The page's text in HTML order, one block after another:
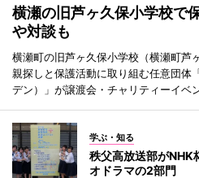
横瀬の旧芦ヶ久保小学校
や対談も
横瀬町の旧芦ヶ久保小学校（横瀬町芦
親探しと保護活動に取り組む任意団
デン）」が譲渡会・チャリティーイベ
学ぶ・知る
秩父高放送部が
オドラマの2部門